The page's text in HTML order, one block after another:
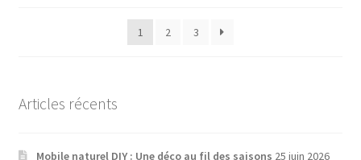
1
2 3
Articles récents
Mobile naturel DIY : Une déco au fil des saisons 25 juin 2026